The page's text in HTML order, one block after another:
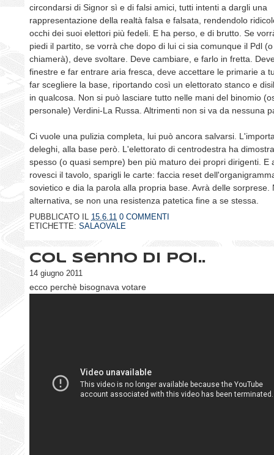
circondarsi di Signor sì e di falsi amici, tutti intenti a dargli una
rappresentazione della realtà falsa e falsata, rendendolo
occhi dei suoi elettori più fedeli. E ha perso, e di brutto. Se
piedi il partito, se vorrà che dopo di lui ci sia comunque il Pdl
chiamerà), deve svoltare. Deve cambiare, e farlo in fretta.
finestre e far entrare aria fresca, deve accettare le primarie a
far scegliere la base, riportando così un elettorato stanco e
in qualcosa. Non si può lasciare tutto nelle mani del binomio
personale) Verdini-La Russa. Altrimenti non si va da nessuna
Ci vuole una pulizia completa, lui può ancora salvarsi.
deleghi, alla base però. L'elettorato di centrodestra ha
spesso (o quasi sempre) ben più maturo dei propri dirigenti. E
rovesci il tavolo, sparigli le carte: faccia reset
sovietico e dia la parola alla propria base. Avrà delle sorprese.
alternativa, se non una resistenza patetica fine a se stessa.
PUBBLICATO IL 15.6.11 0 COMMENTI
ETICHETTE: SALAOVALE
Col senno di poi..
14 giugno 2011
ecco perchè bisognava votare